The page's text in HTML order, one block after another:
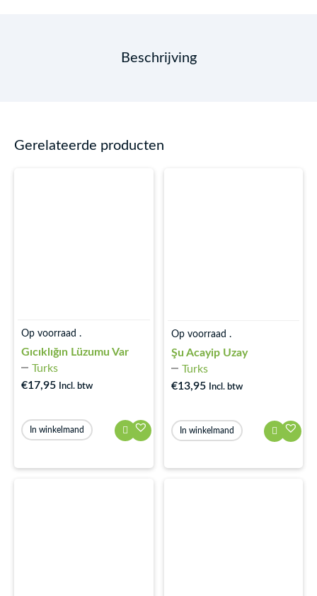
Beschrijving
Gerelateerde producten
Op voorraad .
Gıcıklığın Lüzumu Var
Turks
€17,95 Incl. btw
In winkelmand
Op voorraad .
Şu Acayip Uzay
Turks
€13,95 Incl. btw
In winkelmand